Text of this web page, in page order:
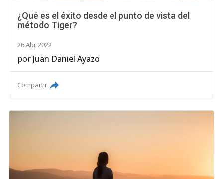
¿Qué es el éxito desde el punto de vista del
método Tiger?
26 Abr 2022
por Juan Daniel Ayazo
Compartir